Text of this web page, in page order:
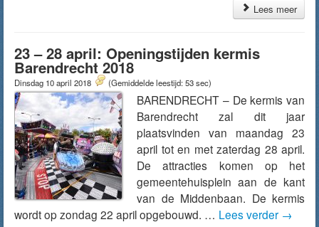
Lees meer
23 – 28 april: Openingstijden kermis
Barendrecht 2018
Dinsdag 10 april 2018 (Gemiddelde leestijd: 53 sec)
BARENDRECHT – De kermis van
Barendrecht zal dit jaar
plaatsvinden van maandag 23
april tot en met zaterdag 28 april.
De attracties komen op het
gemeentehuisplein aan de kant
van de Middenbaan. De kermis
wordt op zondag 22 april opgebouwd. … Lees verder →